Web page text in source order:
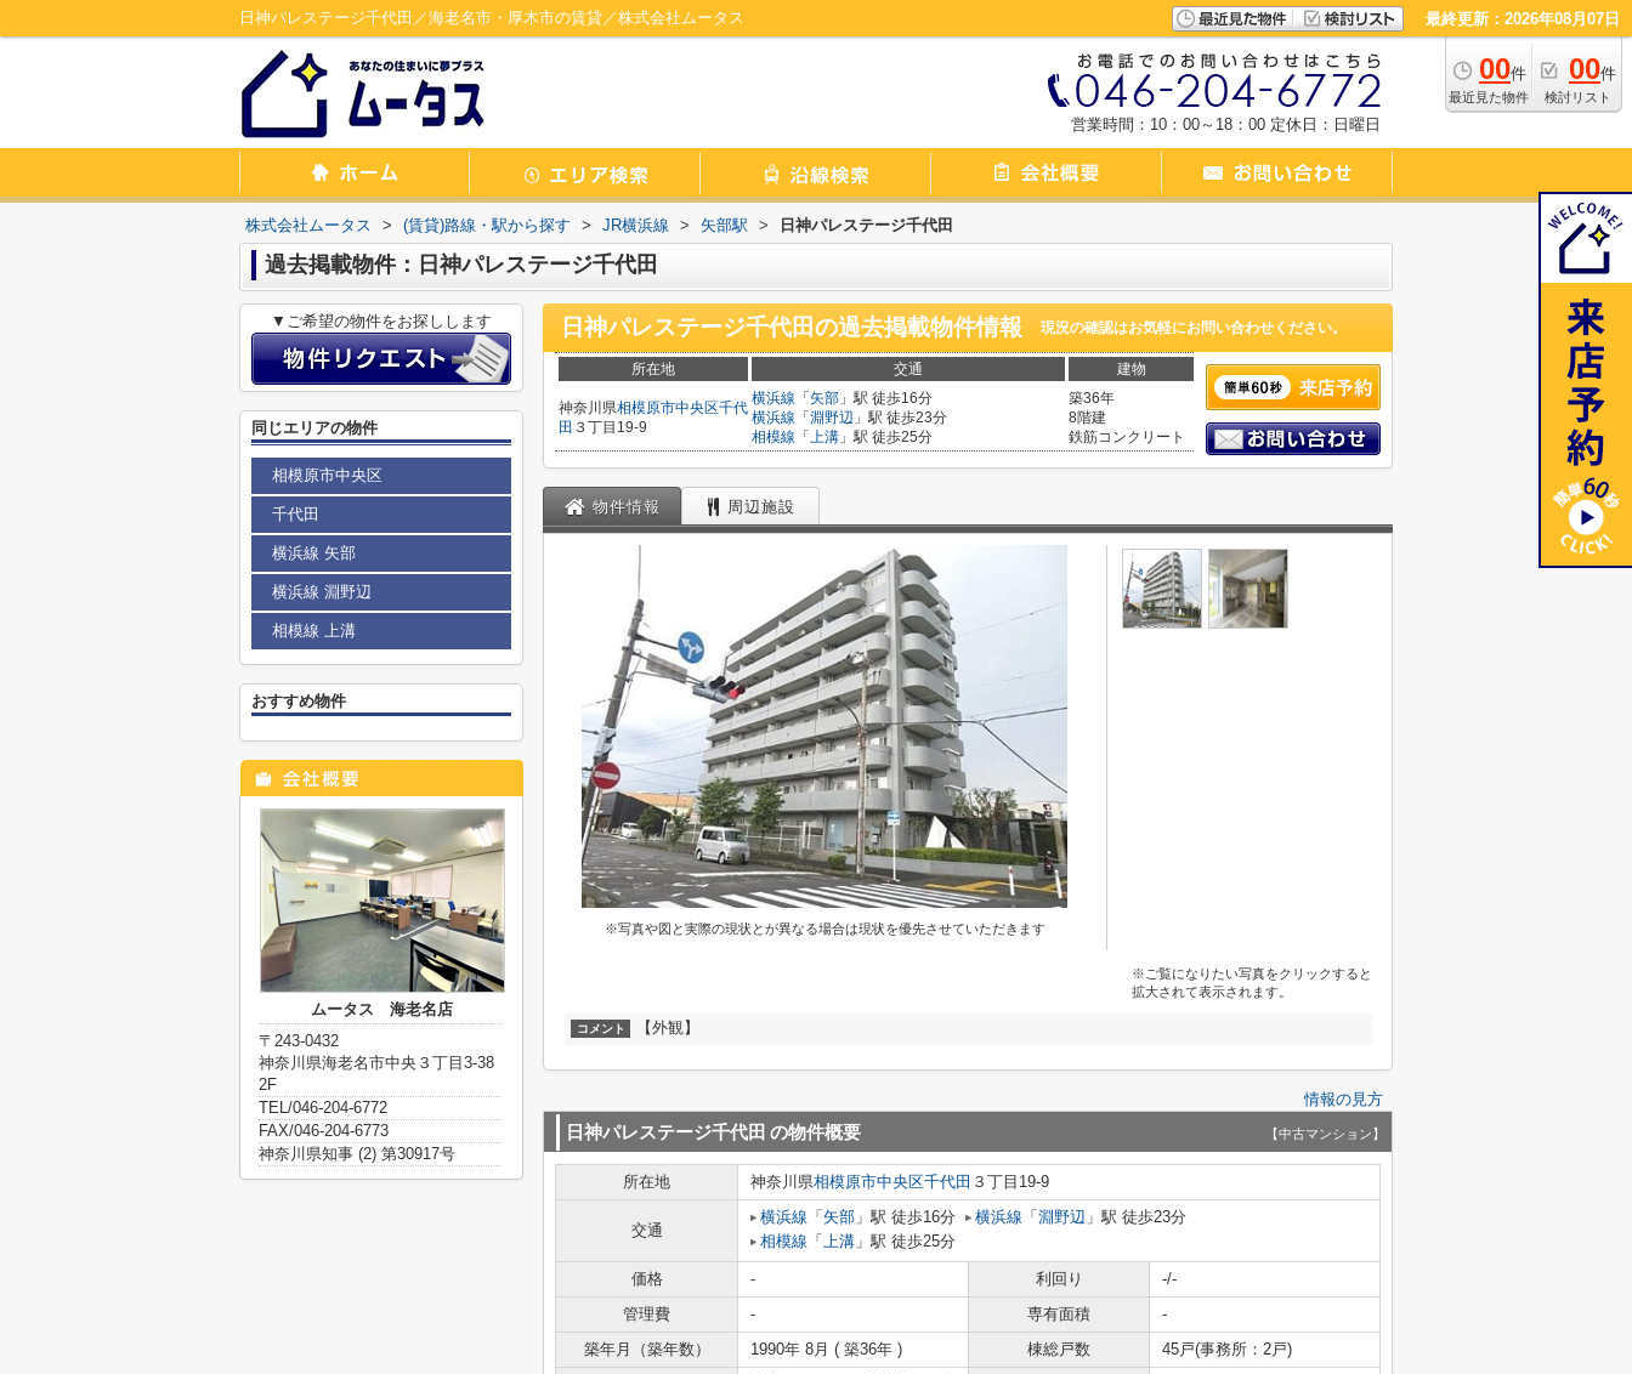
日神パレステージ千代田／海老名市・厚木市の賃貸／株式会社ムータス 最終更新：2026年08月07日
00件
最近見た物件
00件
検討リスト
営業時間：10：00～18：00 定休日：日曜日
株式会社ムータス > (賃貸)路線・駅から探す > JR横浜線 > 矢部駅 > 日神パレステージ千代田
過去掲載物件：日神パレステージ千代田
日神パレステージ千代田の過去掲載物件情報 現況の確認はお気軽にお問い合わせください。
所在地 交通 建物
神奈川県相模原市中央区千代
田 ３丁目19-9
横浜線 「 矢部 」駅 徒歩16分
横浜線 「 淵野辺 」駅 徒歩23分
相模線 「 上溝 」駅 徒歩25分
築36年
8階建
鉄筋コンクリート
物件情報 周辺施設
※写真や図と実際の現状とが異なる場合は現状を優先させていただきます
※ご覧になりたい写真をクリックすると
拡大されて表示されます。
コメント 【外観】
情報の見方
日神パレステージ千代田 の物件概要 【中古マンション】
所在地 神奈川県相模原市中央区千代田 ３丁目19-9
交通
横浜線 「 矢部 」駅 徒歩16分 横浜線 「 淵野辺 」駅 徒歩23分
相模線 「 上溝 」駅 徒歩25分
価格 - 利回り
-/-
管理費
- 専有面積
-
築年月（築年数）
1990年 8月 ( 築36年 ) 棟総戸数 45戸(事務所：2戸)
▼ご希望の物件をお探しします
同じエリアの物件
相模原市中央区
千代田
横浜線 矢部
横浜線 淵野辺
相模線 上溝
おすすめ物件
ムータス 海老名店
〒243-0432
神奈川県海老名市中央３丁目3-38
2F
TEL/046-204-6772
FAX/046-204-6773
神奈川県知事 (2) 第30917号